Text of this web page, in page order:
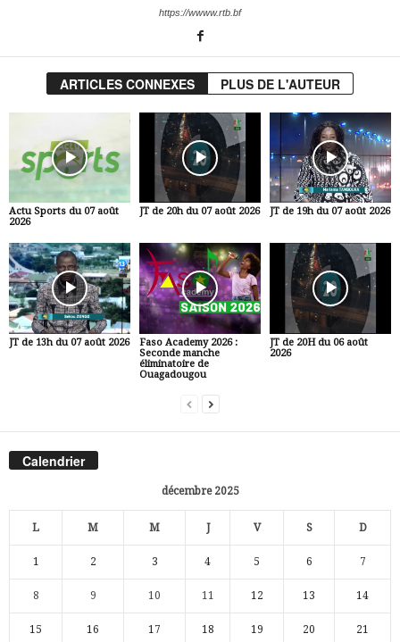
https://wwww.rtb.bf
ARTICLES CONNEXES PLUS DE L'AUTEUR
Actu Sports du 07 août
2026
JT de 20h du 07 août 2026 JT de 19h du 07 août 2026
JT de 13h du 07 août 2026
Faso Academy 2026 :
Seconde manche
éliminatoire de
Ouagadougou
JT de 20H du 06 août
2026
Calendrier
décembre 2025
L M M J V S D
1 2 3 4 5 6 7
8 9 10 11 12 13 14
15 16 17 18 19 20 21